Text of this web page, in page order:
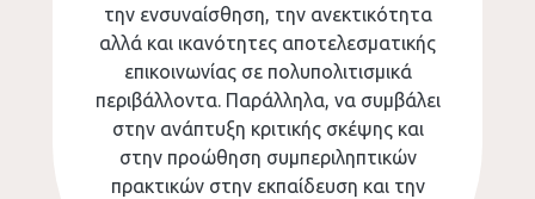
την ενσυναίσθηση, την ανεκτικότητα
αλλά και ικανότητες αποτελεσματικής
επικοινωνίας σε πολυπολιτισμικά
περιβάλλοντα. Παράλληλα, να συμβάλει
στην ανάπτυξη κριτικής σκέψης και
στην προώθηση συμπεριληπτικών
πρακτικών στην εκπαίδευση και την